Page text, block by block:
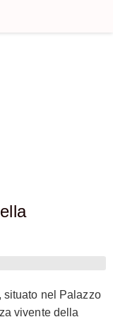
situato nel Palazzo
vivente della